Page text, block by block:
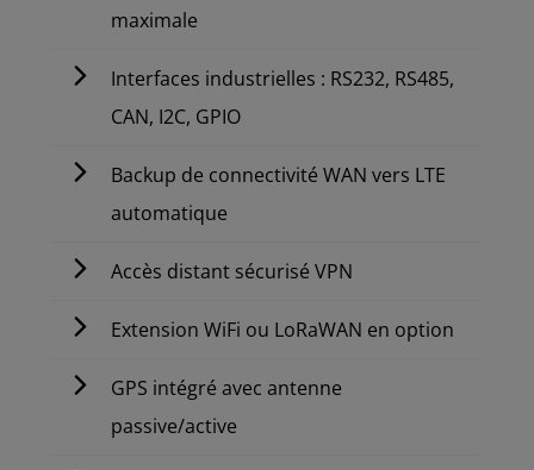
maximale
Interfaces industrielles : RS232, RS485,
CAN, I2C, GPIO
Backup de connectivité WAN vers LTE
automatique
Accès distant sécurisé VPN
Extension WiFi ou LoRaWAN en option
GPS intégré avec antenne
passive/active